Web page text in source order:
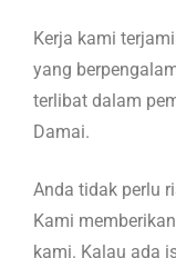
Kerja kami
yang
terlibat dalam
Damai.
Anda tidak perlu
Kami
kami. Kalau ada